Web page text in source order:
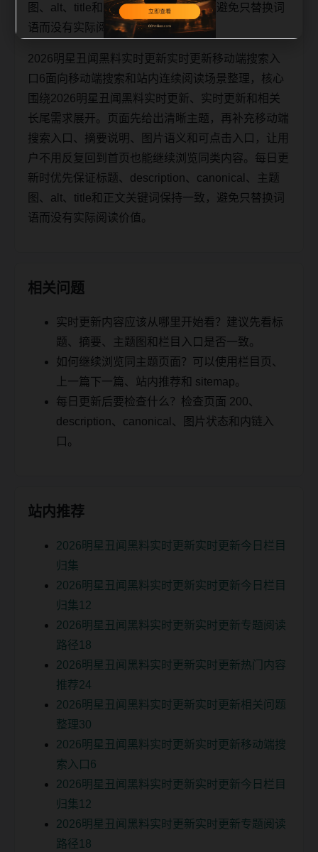
图、alt、title和正文关键词保持一致，避免只替换词
语而没有实际阅读价值。
2026明星丑闻黑料实时更新实时更新移动端搜索入
口6面向移动端搜索和站内连续阅读场景整理，核心
围绕2026明星丑闻黑料实时更新、实时更新和相关
长尾需求展开。页面先给出清晰主题，再补充移动端
搜索入口、摘要说明、图片语义和可点击入口，让用
户不用反复回到首页也能继续浏览同类内容。每日更
新时优先保证标题、description、canonical、主题
图、alt、title和正文关键词保持一致，避免只替换词
语而没有实际阅读价值。
相关问题
实时更新内容应该从哪里开始看？建议先看标
题、摘要、主题图和栏目入口是否一致。
如何继续浏览同主题页面？可以使用栏目页、
上一篇下一篇、站内推荐和 sitemap。
每日更新后要检查什么？检查页面 200、
description、canonical、图片状态和内链入
口。
站内推荐
2026明星丑闻黑料实时更新实时更新今日栏目
归集
2026明星丑闻黑料实时更新实时更新今日栏目
归集12
2026明星丑闻黑料实时更新实时更新专题阅读
路径18
2026明星丑闻黑料实时更新实时更新热门内容
推荐24
2026明星丑闻黑料实时更新实时更新相关问题
整理30
2026明星丑闻黑料实时更新实时更新移动端搜
索入口6
2026明星丑闻黑料实时更新实时更新今日栏目
归集12
2026明星丑闻黑料实时更新实时更新专题阅读
路径18